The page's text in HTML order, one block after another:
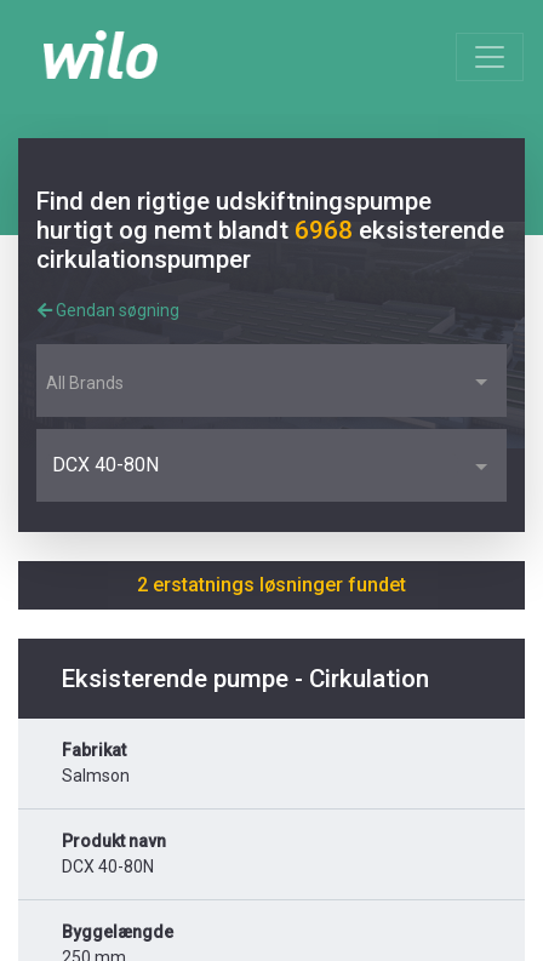
Find den rigtige udskiftningspumpe
hurtigt og nemt blandt 6968 eksisterende
cirkulationspumper
Gendan søgning
All Brands
DCX 40-80N
2 erstatnings løsninger fundet
Eksisterende pumpe - Cirkulation
Fabrikat
Salmson
Produkt navn
DCX 40-80N
Byggelængde